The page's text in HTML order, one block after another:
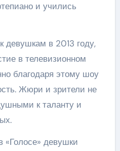
и учились
девушкам в 2013 году,
в телевизионном
благодаря этому шоу
Жюри и зрители не
к таланту и
«Голосе» девушки